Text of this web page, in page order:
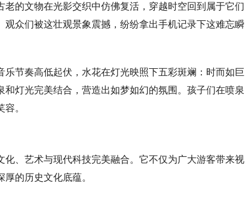
的文物在光影交织中仿佛复活，穿越时空回到属于它们
众们被这壮观景象震撼，纷纷拿出手机记录下这难忘瞬
节奏高低起伏，水花在灯光映照下五彩斑斓：时而如巨
灯光完美结合，营造出如梦如幻的氛围。孩子们在喷泉
。
、艺术与现代科技完美融合。它不仅为广大游客带来视
的历史文化底蕴。